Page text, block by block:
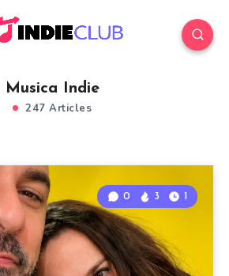
Musica Indie
247 Articles
0 3 1